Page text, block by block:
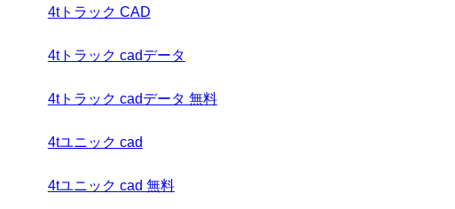
4tトラック CAD
4tトラック cadデータ
4tトラック cadデータ 無料
4tユニック cad
4tユニック cad 無料